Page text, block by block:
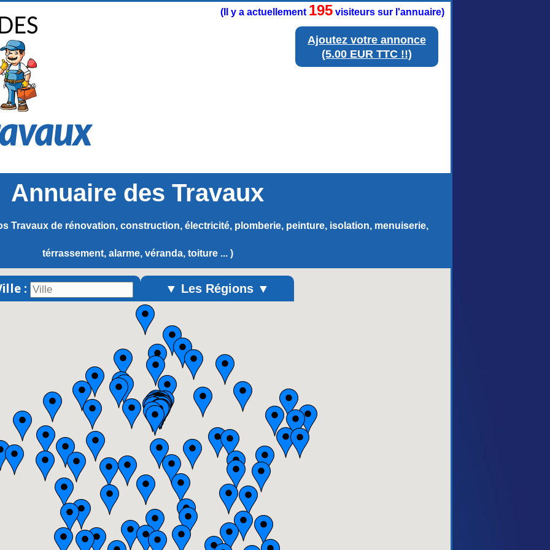
Ajoutez votre annonce
(5.00 EUR TTC !!)
(Il y a actuellement 195 visiteurs sur l'annuaire)
Annuaire des Travaux
Travaux de rénovation, construction, électricité, plomberie, peinture, isolation, menuiserie,
térrassement, alarme, véranda, toiture ... )
: ▼ Les Régions ▼
Basse-Normandie
Bourgogne
Bretagne
Champagne-Ardenne
Franche-Comté
Haute-Normandie
Ile-de-France
Languedoc-Roussillon
Limousin